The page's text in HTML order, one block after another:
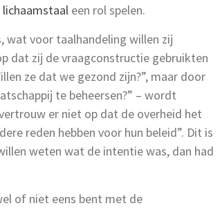
lichaamstaal een rol spelen.
wat voor taalhandeling willen zij
dat zij de vraagconstructie gebruikten
ze dat we gezond zijn?”, maar door
te beheersen?” – wordt
er niet op dat de overheid het
reden hebben voor hun beleid”. Dit is
weten wat de intentie was, dan had
of niet eens bent met de